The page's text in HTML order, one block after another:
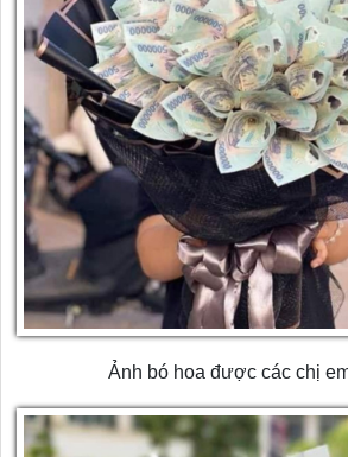
Ảnh bó hoa được các chị